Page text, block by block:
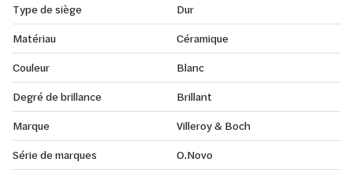
Type de siège
Dur
Matériau
Céramique
Couleur
Blanc
Degré de brillance
Brillant
Marque
Villeroy & Boch
Série de marques
O.Novo